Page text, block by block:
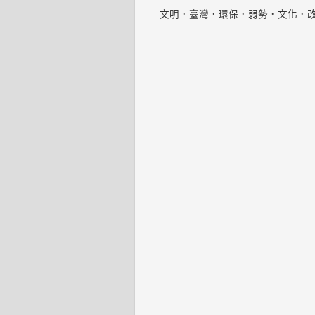
文明．臺灣．環保．弱勢．文化．